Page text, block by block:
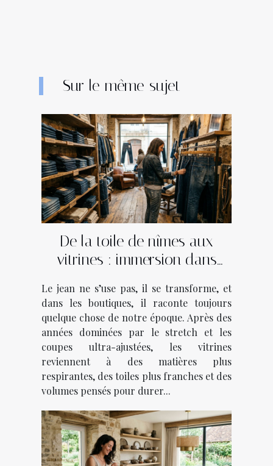
Sur le même sujet
De la toile de nîmes aux
vitrines : immersion dans
Le jean ne s’use pas, il se transforme, et
dans les boutiques, il raconte toujours
quelque chose de notre époque. Après des
années dominées par le stretch et les
coupes ultra-ajustées, les vitrines
reviennent à des matières plus
respirantes, des toiles plus franches et des
volumes pensés pour durer...